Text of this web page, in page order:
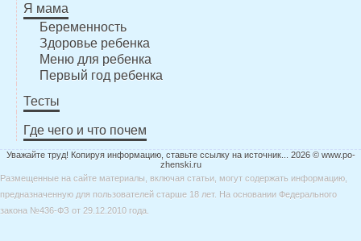
Я мама
Беременность
Здоровье ребенка
Меню для ребенка
Первый год ребенка
Тесты
Где чего и что почем
Уважайте труд! Копируя информацию, ставьте ссылку на источник... 2026 © www.po-
zhenski.ru
Размещенные на сайте материалы, включая статьи, могут содержать информацию,
предназначенную для пользователей старше 18 лет. На основании Федерального
закона №436-ФЗ от 29.12.2010 года.